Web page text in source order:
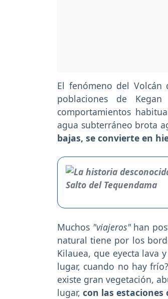
El fenómeno del
poblaciones de
comportamientos
agua subterráneo brota
bajas, se convierte en
Muchos "viajeros" han
natural tiene por los
Kilauea, que eyecta lava
lugar, cuando no hay
existe gran vegetación,
lugar, con las estaciones